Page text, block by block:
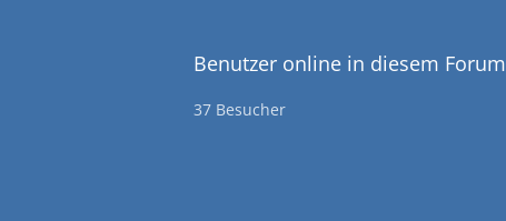
Benutzer online in diesem Forum
37 Besucher